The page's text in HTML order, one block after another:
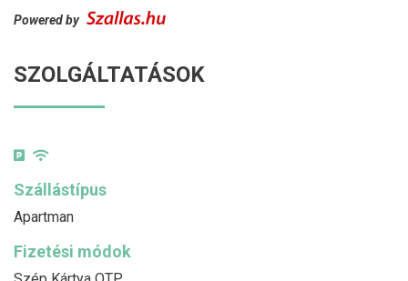
Powered by
SZOLGÁLTATÁSOK
Szállástípus
Apartman
Fizetési módok